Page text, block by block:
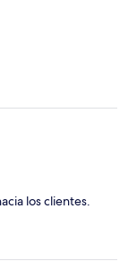
los clientes.